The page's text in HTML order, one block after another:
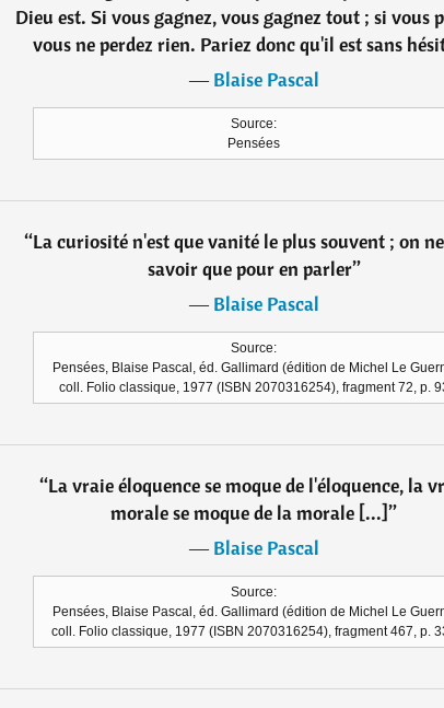
Dieu est. Si vous gagnez, vous gagnez tout ; si vous
vous ne perdez rien. Pariez donc qu'il est sans
―Blaise Pascal
Source:
Pensées
“La curiosité n'est que vanité le plus souvent ; on
savoir que pour en parler”
―Blaise Pascal
Source:
Pensées, Blaise Pascal, éd. Gallimard (édition de Michel Le
coll. Folio classique, 1977 (ISBN 2070316254), fragment 72, p.
“La vraie éloquence se moque de l'éloquence, la
morale se moque de la morale [...]”
―Blaise Pascal
Source:
Pensées, Blaise Pascal, éd. Gallimard (édition de Michel Le
coll. Folio classique, 1977 (ISBN 2070316254), fragment 467, p.